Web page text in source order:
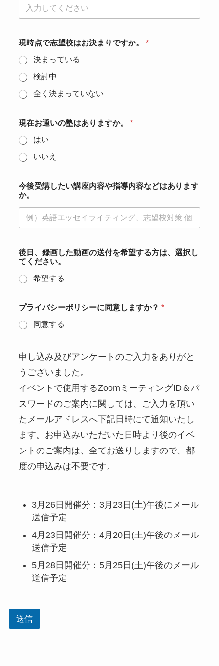
現時点で志望校はお決まりですか。 *
決まっている
検討中
全く決まっていない
現在お通いの塾はありますか。 *
はい
いいえ
今後受講したい講座内容や指導内容などはあります
か。
後日、録画した動画の送付を希望する方は、選択し
てください。
希望する
プライバシーポリシーに同意しますか？ *
同意する
申し込み及びアンケートのご入力をありがと
うございました。
イベントで使用するZoomミーティングID＆パ
スワードのご案内に関しては、ご入力を頂い
たメールアドレスへ下記日時にて通知いたし
ます。お申込みいただいた日時より後のイベ
ントのご案内は、全てお送りしますので、都
度の申込みは不要です。
3月26日開催分：3月23日(土)午後にメール
送信予定
4月23日開催分：4月20日(土)午後のメール
送信予定
5月28日開催分：5月25日(土)午後のメール
送信予定
送信